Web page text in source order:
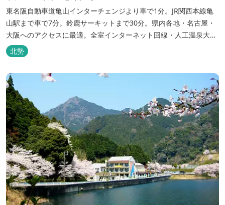
東名阪自動車道亀山インターチェンジより車で1分。JR関西本線亀
山駅まで車で7分。鈴鹿サーキットまで30分。県内各地・名古屋・
大阪へのアクセスに最適。全室インターネット回線・人工温泉大浴
場・無料平面駐車場89台完備。
北勢